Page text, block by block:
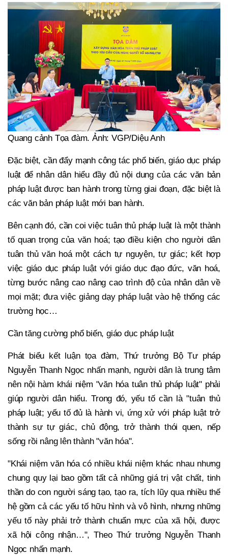
Quang cảnh Tọa đàm. Ảnh: VGP/Diệu Anh
Đặc biệt, cần đẩy mạnh công tác phổ biến, giáo dục pháp
luật để nhân dân hiểu đầy đủ nội dung của các văn bản
pháp luật được ban hành trong từng giai đoạn, đặc biệt là
các văn bản pháp luật mới ban hành.
Bên cạnh đó, cần coi việc tuân thủ pháp luật là một thành
tố quan trọng của văn hoá; tạo điều kiện cho người dân
tuân thủ văn hoá một cách tự nguyện, tự giác; kết hợp
việc giáo dục pháp luật với giáo dục đạo đức, văn hoá,
từng bước nâng cao nâng cao trình độ của nhân dân về
mọi mặt; đưa việc giảng dạy pháp luật vào hệ thống các
trường học…
Cần tăng cường phổ biến, giáo dục pháp luật
Phát biểu kết luận tọa đàm, Thứ trưởng Bộ Tư pháp
Nguyễn Thanh Ngọc nhấn mạnh, người dân là trung tâm
nên nội hàm khái niệm "văn hóa tuân thủ pháp luật" phải
giúp người dân hiểu. Trong đó, yếu tố cần là "tuân thủ
pháp luật; yếu tố đủ là hành vi, ứng xử với pháp luật trở
thành sự tự giác, chủ động, trở thành thói quen, nếp
sống rồi nâng lên thành "văn hóa".
"Khái niệm văn hóa có nhiều khái niệm khác nhau nhưng
chung quy lại bao gồm tất cả những giá trị vật chất, tinh
thần do con người sáng tạo, tạo ra, tích lũy qua nhiều thế
hệ gồm cả các yếu tố hữu hình và vô hình, nhưng những
yếu tố này phải trở thành chuẩn mực của xã hội, được
xã hội công nhận…", Theo Thứ trưởng Nguyễn Thanh
Ngọc nhấn mạnh.